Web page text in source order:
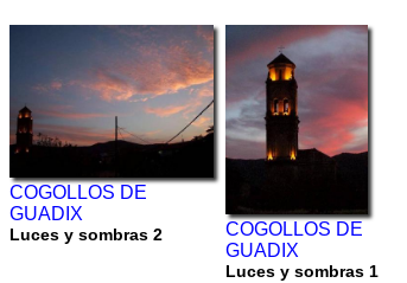
COGOLLOS DE
GUADIX
Luces y sombras 2
COGOLLOS DE
GUADIX
Luces y sombras 1